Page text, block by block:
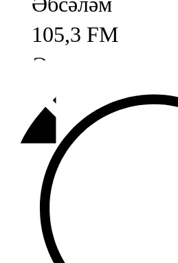
105,3 FM
Әлмәт
92,9 FM
Базарлы матак
107,1 FM
Балык бистәсе
104,9 FM
Баулы